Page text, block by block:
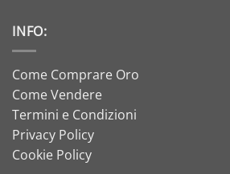
INFO:
Come Comprare Oro
Come Vendere
Termini e Condizioni
Privacy Policy
Cookie Policy